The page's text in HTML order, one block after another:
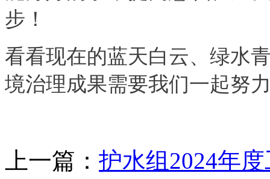
步！
看看现在的蓝天白云、绿水
境治理成果需要我们一起努
上一篇： 护水组2024年